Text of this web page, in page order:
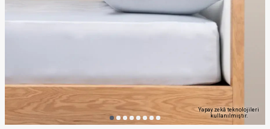
Yapay zekâ teknolojileri
kullanılmıştır.